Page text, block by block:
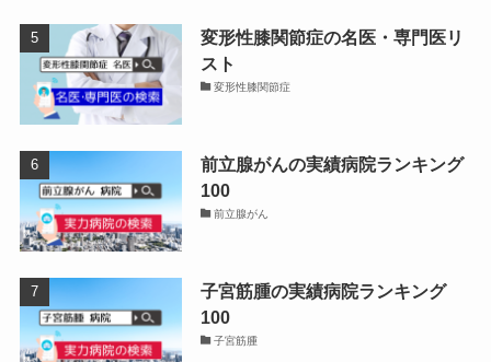
変形性膝関節症の名医・専門医リ
スト
変形性膝関節症
前立腺がんの実績病院ランキング
100
前立腺がん
子宮筋腫の実績病院ランキング
100
子宮筋腫